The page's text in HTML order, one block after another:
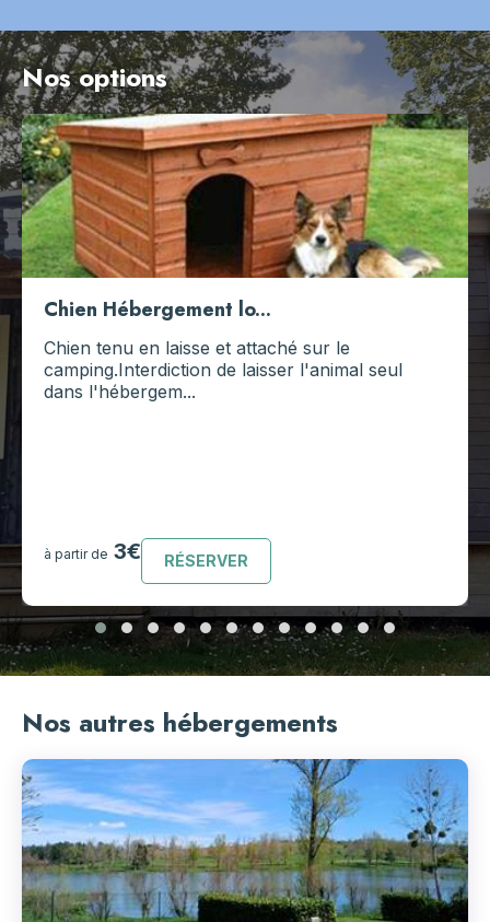
20220828_143408
Nos options
Chien Hébergement lo...
Chien tenu en laisse et attaché sur le
camping.Interdiction de laisser l'animal seul
dans l'hébergem...
à partir de 3€ RÉSERVER
Nos autres hébergements